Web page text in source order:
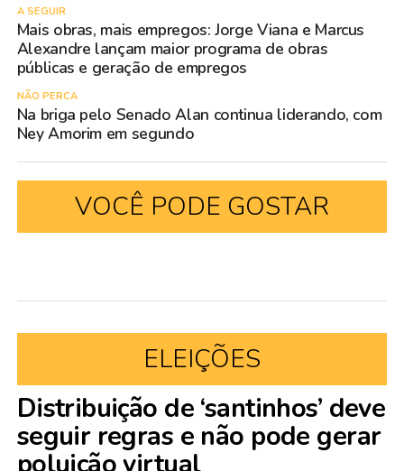
A SEGUIR
Mais obras, mais empregos: Jorge Viana e Marcus
Alexandre lançam maior programa de obras
públicas e geração de empregos
NÃO PERCA
Na briga pelo Senado Alan continua liderando, com
Ney Amorim em segundo
VOCÊ PODE GOSTAR
ELEIÇÕES
Distribuição de ‘santinhos’ deve
seguir regras e não pode gerar